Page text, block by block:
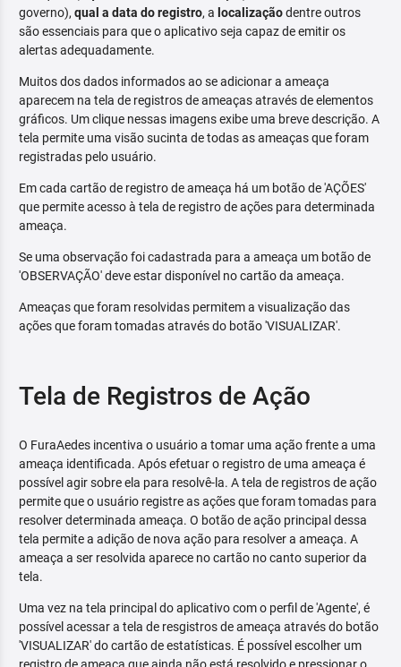
governo), qual a data do registro, a localizaçãodentre outros
são essenciais para que o aplicativo seja capaz de emitir os
alertas adequadamente.
Muitos dos dados informados ao se adicionar a ameaça
aparecem na tela de registros de ameaças através de elementos
gráficos. Um clique nessas imagens exibe uma breve descrição. A
tela permite uma visão sucinta de todas as ameaças que foram
registradas pelo usuário.
Em cada cartão de registro de ameaça há um botão de 'AÇÕES'
que permite acesso à tela de registro de ações para determinada
ameaça.
Se uma observação foi cadastrada para a ameaça um botão de
'OBSERVAÇÃO' deve estar disponível no cartão da ameaça.
Ameaças que foram resolvidas permitem a visualização das
ações que foram tomadas através do botão 'VISUALIZAR'.
Tela de Registros de Ação
O FuraAedes incentiva o usuário a tomar uma ação frente a uma
ameaça identificada. Após efetuar o registro de uma ameaça é
possível agir sobre ela para resolvê-la. A tela de registros de ação
permite que o usuário registre as ações que foram tomadas para
resolver determinada ameaça. O botão de ação principal dessa
tela permite a adição de nova ação para resolver a ameaça. A
ameaça a ser resolvida aparece no cartão no canto superior da
tela.
Uma vez na tela principal do aplicativo com o perfil de 'Agente', é
possível acessar a tela de resgistros de ameaça através do botão
'VISUALIZAR' do cartão de estatísticas. É possível escolher um